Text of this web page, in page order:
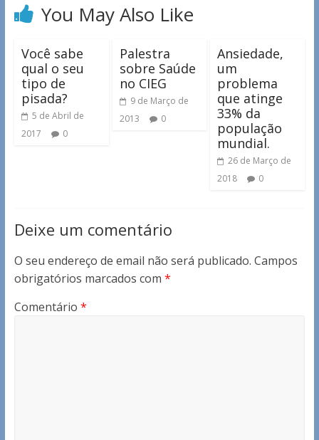
You May Also Like
Você sabe
qual o seu
tipo de
pisada?
5 de Abril de
2017
0
Palestra
sobre Saúde
no CIEG
9 de Março de
2013
0
Ansiedade,
um
problema
que atinge
33% da
população
mundial.
26 de Março de
2018
0
Deixe um comentário
O seu endereço de email não será publicado. Campos
obrigatórios marcados com *
Comentário *